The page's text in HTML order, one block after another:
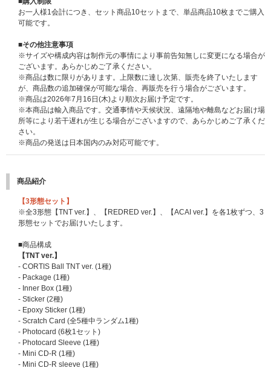
・メンバーランダム個別ツーショット撮影
抽選でランダム当選されたメンバーと約30秒間でオンライントークをしな
※メンバーランダム個別ツーショット撮影は「CORTIS GLOBAL OFFICIAL
FANCLUB COER MEMBERSHIP(JP)会員限定イベント」です。イベント開
催日時点で有効会員でない場合ご応募いただけない場合がございます。
※新規入会のご案内はこちら※外部サイトに移ります。
■開催日程/開催地
2026年6月3日(水)20:00～予定
※開催時間、応募期間、その他詳細は後日あらためてご案内いたします。
※開催日程は変更される場合がありますので、あらかじめご了承ください。
■オフライン「ミート&グリート」イベント内容
・ミニトーク(撮影可能)＋メンバー個別トーク&ポストカードおわたし会
・ミニトーク(撮影可能)＋個別サイン会+トーク(ランダム)
※第二弾「ミート&グリート」イベントはWeverse Shop、UNIVERSAL MU
※メンバーランダム個別ツーショット撮影は「CORTIS GLOBAL OFFICIAL
FANCLUB COER MEMBERSHIP(JP)会員限定イベント」です。イベント開
催日時点で有効会員でない場合ご応募いただけない場合がございます。
※新規入会のご案内はこちら※外部サイトに移ります。
■開催日程/開催地
2026年9月21日(月・祝) 関東
※開催時間、応募期間、その他詳細は後日あらためてご案内いたします。
※開催日程は変更される場合がありますので、あらかじめご了承ください。
※UNIVERSAL MUSIC STORE購入者に差し上げる「シリアルナンバーチラ
お一人様1会計につき、セット商品10セットまで、単品商品10枚までご購入
可能です。
■その他注意事項
※サイズや構成内容は制作元の事情により事前告知無しに変更になる場合が
ございます。あらかじめご了承ください。
※商品は数に限りがあります。上限数に達し次第、販売を終了いたします
が、商品数の追加確保が可能な場合、再販売を行う場合がございます。
※商品は2026年7月16日(木)より順次お届け予定です。
※本商品は輸入商品です。交通事情や天候状況、遠隔地や離島などお届け場
所等により若干遅れが生じる場合がございますので、あらかじめご了承くだ
さい。
※商品の発送は日本国内のみ対応可能です。
商品紹介
【3形態セット】
※全3形態【TNT ver.】、【REDRED ver.】、【ACAI ver.】を各1枚ずつ、3
形態セットでお届けいたします。
■商品構成
【TNT ver.】
- CORTIS Ball TNT ver. (1種)
- Package (1種)
- Inner Box (1種)
- Sticker (2種)
- Epoxy Sticker (1種)
- Scratch Card (全5種中ランダム1種)
- Photocard (6枚1セット)
- Photocard Sleeve (1種)
- Mini CD-R (1種)
- Mini CD-R sleeve (1種)